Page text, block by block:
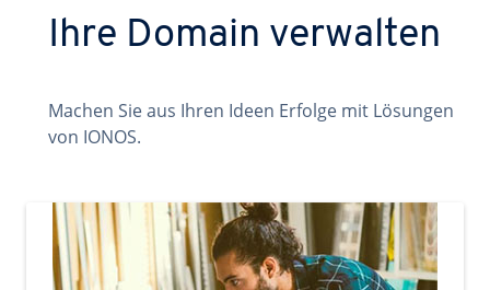
Ihre Domain verwalten
Machen Sie aus Ihren Ideen Erfolge mit Lösungen
von IONOS.